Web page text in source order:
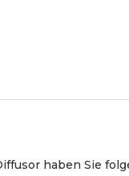
haben Sie